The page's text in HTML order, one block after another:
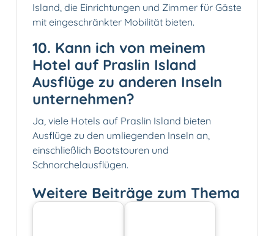
Island, die Einrichtungen und Zimmer für Gäste
mit eingeschränkter Mobilität bieten.
10. Kann ich von meinem
Hotel auf Praslin Island
Ausflüge zu anderen Inseln
unternehmen?
Ja, viele Hotels auf Praslin Island bieten
Ausflüge zu den umliegenden Inseln an,
einschließlich Bootstouren und
Schnorchelausflügen.
Weitere Beiträge zum Thema